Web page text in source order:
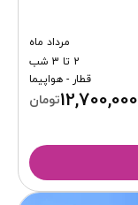
مرداد ماه
2 تا 3 شب
قطار - هواپیما
12,700,000تومان